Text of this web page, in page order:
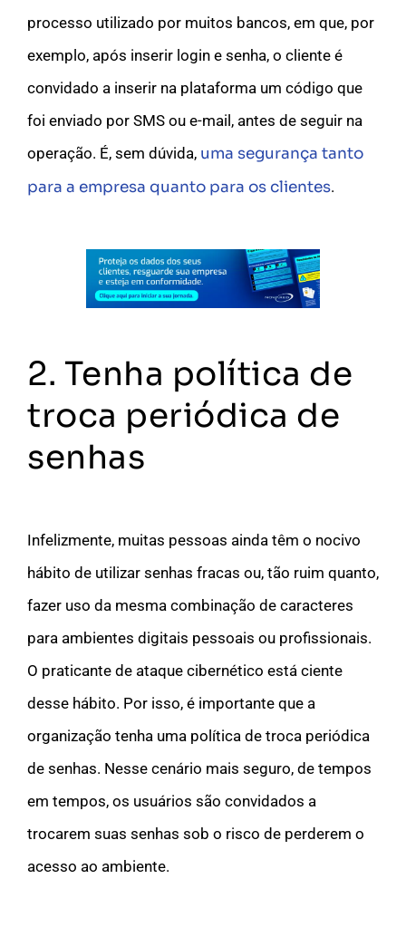
processo utilizado por muitos bancos, em que, por
exemplo, após inserir login e senha, o cliente é
convidado a inserir na plataforma um código que
foi enviado por SMS ou e-mail, antes de seguir na
operação. É, sem dúvida, uma segurança tanto
para a empresa quanto para os clientes.
2. Tenha política de
troca periódica de
senhas
Infelizmente, muitas pessoas ainda têm o nocivo
hábito de utilizar senhas fracas ou, tão ruim quanto,
fazer uso da mesma combinação de caracteres
para ambientes digitais pessoais ou profissionais.
O praticante de ataque cibernético está ciente
desse hábito. Por isso, é importante que a
organização tenha uma política de troca periódica
de senhas. Nesse cenário mais seguro, de tempos
em tempos, os usuários são convidados a
trocarem suas senhas sob o risco de perderem o
acesso ao ambiente.